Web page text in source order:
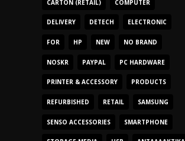
CARTON (RETAIL) COMPUTER
DELIVERY DETECH ELECTRONIC
FOR HP NEW NO BRAND
NOSKR PAYPAL PC HARDWARE
PRINTER & ACCESSORY PRODUCTS
REFURBISHED RETAIL SAMSUNG
SENSO ACCESSORIES SMARTPHONE